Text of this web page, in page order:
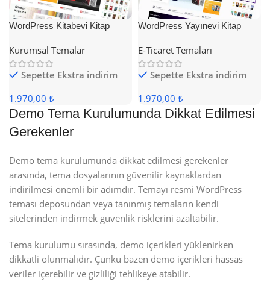
WordPress Kitabevi Kitap
Kurumsal Temalar
Sepette Ekstra indirim
1.970,00 ₺
WordPress Yayınevi Kitap
E-Ticaret Temaları
Sepette Ekstra indirim
1.970,00 ₺
Demo Tema Kurulumunda Dikkat Edilmesi
Gerekenler
Demo tema kurulumunda dikkat edilmesi gerekenler
arasında, tema dosyalarının güvenilir kaynaklardan
indirilmesi önemli bir adımdır. Temayı resmi WordPress
teması deposundan veya tanınmış temaların kendi
sitelerinden indirmek güvenlik risklerini azaltabilir.
Tema kurulumu sırasında, demo içerikleri yüklenirken
dikkatli olunmalıdır. Çünkü bazen demo içerikleri hassas
veriler içerebilir ve gizliliği tehlikeye atabilir.